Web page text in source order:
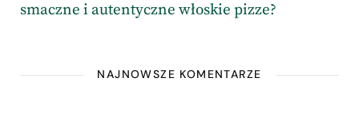
smaczne i autentyczne włoskie pizze?
NAJNOWSZE KOMENTARZE